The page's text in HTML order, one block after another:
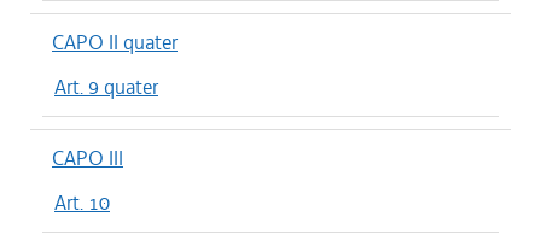
CAPO II quater
Art. 9 quater
CAPO III
Art. 10